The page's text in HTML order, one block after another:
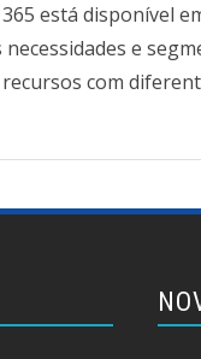
está disponível
e
com